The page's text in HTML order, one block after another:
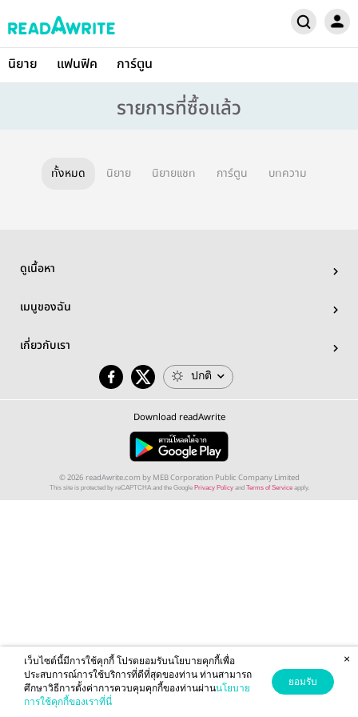
นิยาย แฟนฟิค การ์ตูน
รายการที่ซื้อแล้ว
ทั้งหมด นิยาย นิยายแชท การ์ตูน บทความ
ดูเนื้อหา
เมนูของฉัน
เกี่ยวกับเรา
ปกติ
Download readAwrite
© 2026 readAwrite.com by MEB Corporation Public Company Limited
This site is protected by reCAPTCHA and the Google Privacy Policyand Terms of Serviceapply.
เว็บไซต์นี้มีการใช้คุกกี้ โปรดยอมรับนโยบายคุกกี้เพื่อ
ประสบการณ์การใช้บริการที่ดีที่สุดของท่าน ท่านสามารถ
ศึกษาวิธีการตั้งค่าการควบคุมคุกกี้ของท่านผ่านนโยบาย
การใช้คุกกี้ของเราที่นี่
ยอมรับ
×